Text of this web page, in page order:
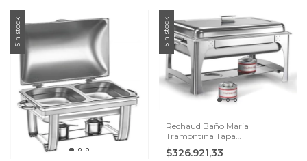
Sin stock Sin stock
Rechaud Baño Maria
Tramontina Tapa
Desmontable 8.5l Samihome
$326.921,33